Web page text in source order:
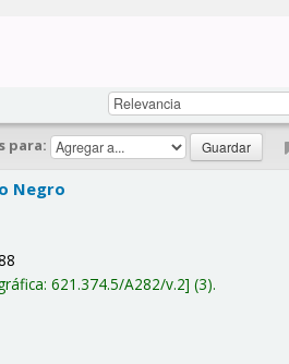
para:
Negro
621.374.5/A282/v.2 (3).